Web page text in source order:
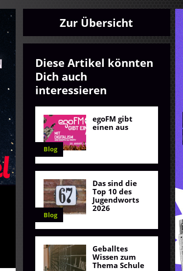
Zur Übersicht
Diese Artikel könnten
Dich auch
interessieren
Blog
egoFM gibt
einen aus
Blog
Das sind die
Top 10 des
Jugendworts
2026
Geballtes
Wissen zum
Thema Schule